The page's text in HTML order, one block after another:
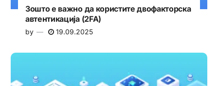
Зошто е важно да користите двофакторска
автентикација (2FA)
by 19.09.2025